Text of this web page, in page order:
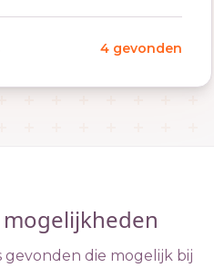
4 gevonden
die mogelijk bij